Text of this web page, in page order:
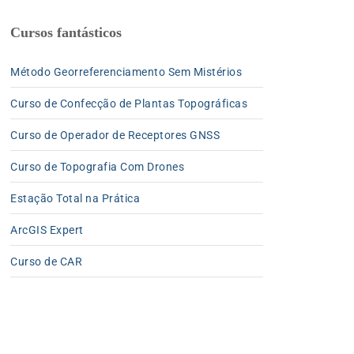
Cursos fantásticos
Método Georreferenciamento Sem Mistérios
Curso de Confecção de Plantas Topográficas
Curso de Operador de Receptores GNSS
Curso de Topografia Com Drones
Estação Total na Prática
ArcGIS Expert
Curso de CAR